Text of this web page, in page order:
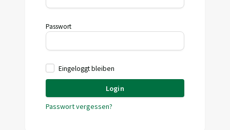
Passwort
Eingeloggt bleiben
Login
Passwort vergessen?